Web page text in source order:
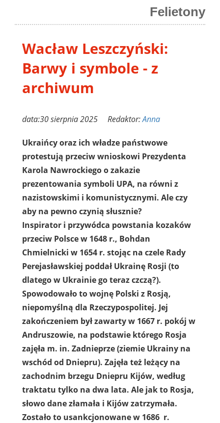
Felietony
Wacław Leszczyński:
Barwy i symbole - z
archiwum
data:30 sierpnia 2025 Redaktor:Anna
Ukraińcy oraz ich władze państwowe
protestują przeciw wnioskowi Prezydenta
Karola Nawrockiego o zakazie
prezentowania symboli UPA, na równi z
nazistowskimi i komunistycznymi. Ale czy
aby na pewno czynią słusznie?
Inspirator i przywódca powstania kozaków
przeciw Polsce w 1648 r., Bohdan
Chmielnicki w 1654 r. stojąc na czele Rady
Perejasławskiej poddał Ukrainę Rosji (to
dlatego w Ukrainie go teraz czczą?).
Spowodowało to wojnę Polski z Rosją,
niepomyślną dla Rzeczypospolitej. Jej
zakończeniem był zawarty w 1667 r. pokój w
Andruszowie, na podstawie którego Rosja
zajęła m. in. Zadnieprze (ziemie Ukrainy na
wschód od Dniepru). Zajęła też leżący na
zachodnim brzegu Dniepru Kijów, według
traktatu tylko na dwa lata. Ale jak to Rosja,
słowo dane złamała i Kijów zatrzymała.
Zostało to usankcjonowane w 1686 r.